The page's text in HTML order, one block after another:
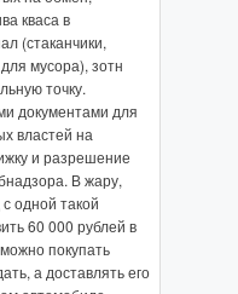
кваса в
(стаканчики,
мусора), зотн
точку.
документами для
властей на
и разрешение
В жару,
одной такой
60 000 рублей в
покупать
а доставлять его